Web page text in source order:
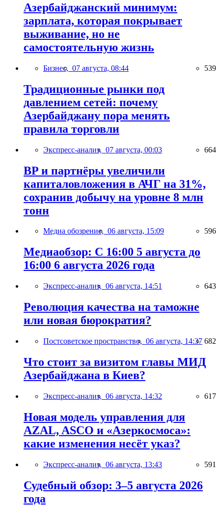
Азербайджанский минимум:
зарплата, которая покрывает
выживание, но не
самостоятельную жизнь
Бизнес, 07 августа, 08:44 539
Традиционные рынки под
давлением сетей: почему
Азербайджану пора менять
правила торговли
Экспресс-анализ, 07 августа, 00:03 664
BP и партнёры увеличили
капиталовложения в АЧГ на 31%,
сохранив добычу на уровне 8 млн
тонн
Медиа обозрение, 06 августа, 15:09 596
Медиаобзор: С 16:00 5 августа до
16:00 6 августа 2026 года
Экспресс-анализ, 06 августа, 14:51 643
Революция качества на таможне
или новая бюрократия?
Постсоветское пространство, 06 августа, 14:37 682
Что стоит за визитом главы МИД
Азербайджана в Киев?
Экспресс-анализ, 06 августа, 14:32 617
Новая модель управления для
AZAL, ASCO и «Азеркосмоса»:
какие изменения несёт указ?
Экспресс-анализ, 06 августа, 13:43 591
Судебный обзор: 3–5 августа 2026
года